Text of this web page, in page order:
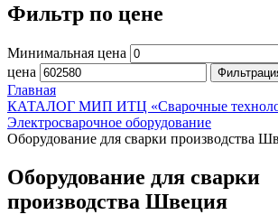
Фильтр по цене
Минимальная цена
цена
Главная
КАТАЛОГ МИП ИТЦ «Сварочные
Электросварочное оборудование
Оборудование для сварки производства
Оборудование для сварки
производства Швеция